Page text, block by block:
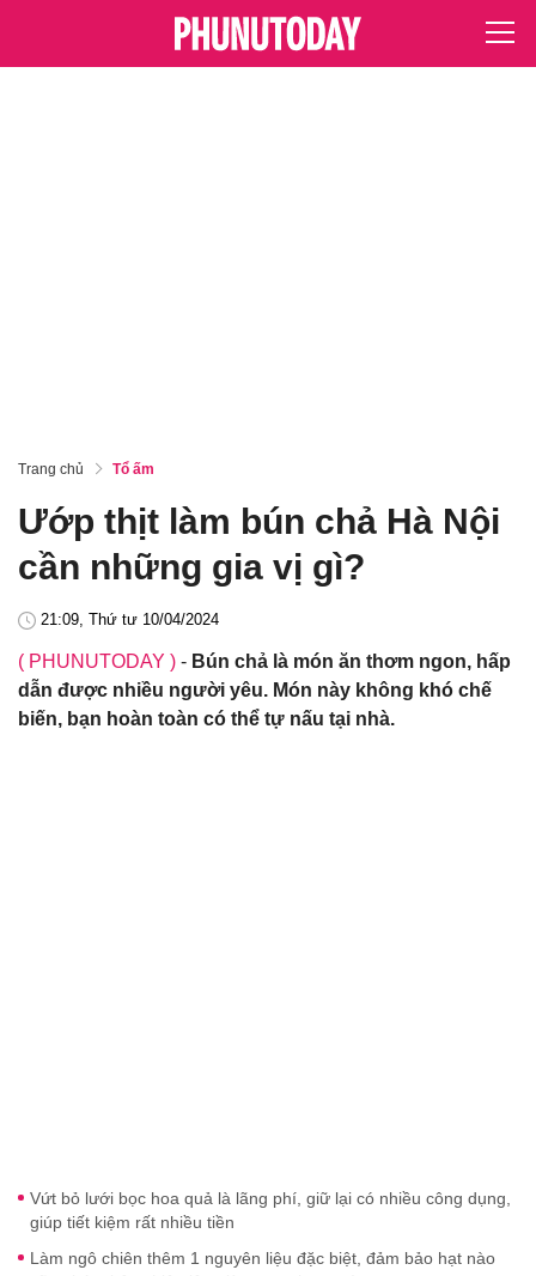
Trang chủ Tổ ấm
Ướp thịt làm bún chả Hà Nội
cần những gia vị gì?
21:09, Thứ tư 10/04/2024
( PHUNUTODAY ) - Bún chả là món ăn thơm ngon, hấp
dẫn được nhiều người yêu. Món này không khó chế
biến, bạn hoàn toàn có thể tự nấu tại nhà.
Vứt bỏ lưới bọc hoa quả là lãng phí, giữ lại có nhiều công dụng,
giúp tiết kiệm rất nhiều tiền
Làm ngô chiên thêm 1 nguyên liệu đặc biệt, đảm bảo hạt nào